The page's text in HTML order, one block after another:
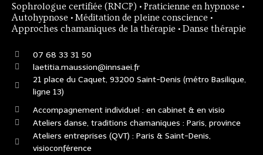
Sophrologue certifiée (RNCP) • Praticienne en hypnose •
Autohypnose • Méditation de pleine conscience •
Approches chamaniques de la thérapie • Danse thérapie
07 68 33 31 50
laetitia.maussion@innsaei.fr
21 place du Caquet, 93200 Saint-Denis (métro Basilique,
ligne 13)
Accompagnement individuel : en cabinet & en visio
Ateliers danse, traditions chamaniques : Paris, province
Ateliers entreprises (QVT) : Paris & Saint-Denis,
visioconférence